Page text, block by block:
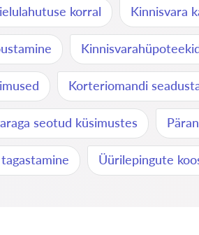
korral Kinnisvara
Korteriomandi
seotud küsimustes
Üürilepingute